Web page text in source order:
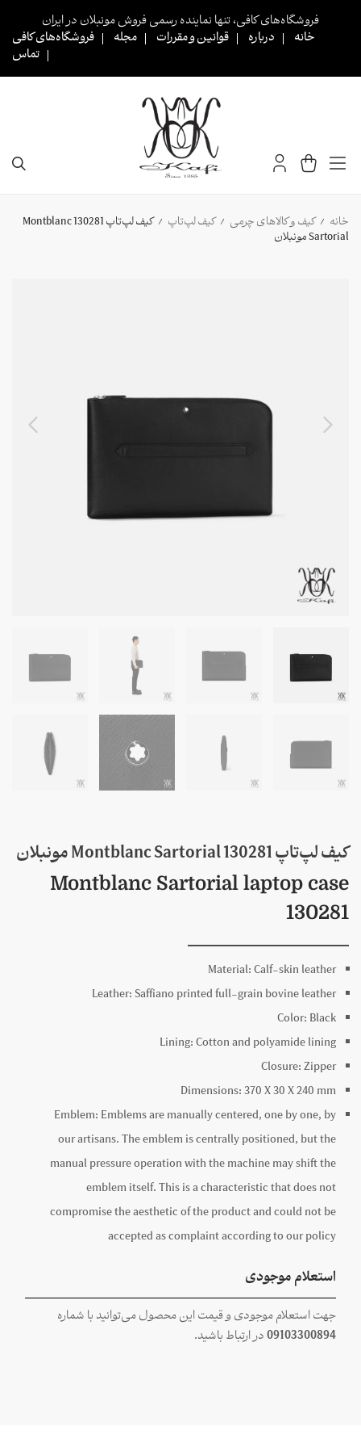
فروشگاه‌های کافی، تنها نماینده رسمی فروش مونبلان در ایران
خانه
درباره قوانین و مقررات مجله
فروشگاه‌های کافی
تماس
خانه / کیف و کالاهای چرمی / کیف لپ‌تاپ /
کیف لپ‌تاپ 130281 Montblanc
Sartorial مونبلان
کیف لپ‌تاپ 130281 Montblanc Sartorial مونبلان
Montblanc Sartorial laptop case
130281
Material:Calf-skin leather
Leather:Saffiano printed full-grain bovine leather
Color: Black
Lining:Cotton and polyamide lining
Closure:Zipper
Dimensions:370 X30 X240 mm
Emblem: Emblems are manually centered, one by one, by
our artisans. The emblem is centrally positioned, but the
manual pressure operation with the machine may shift the
emblem itself. This is a characteristic that does not
compromise the aesthetic of the product and could not be
accepted as complaint according to our policy
استعلام موجودی
جهت استعلام موجودی و قیمت این محصول می‌توانید با شماره
09103300894در ارتباط باشید.